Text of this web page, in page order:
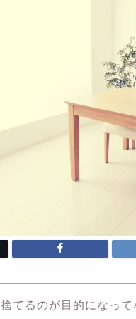
捨てるのが目的になっ